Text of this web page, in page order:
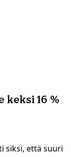
16 %
siksi, että suuri